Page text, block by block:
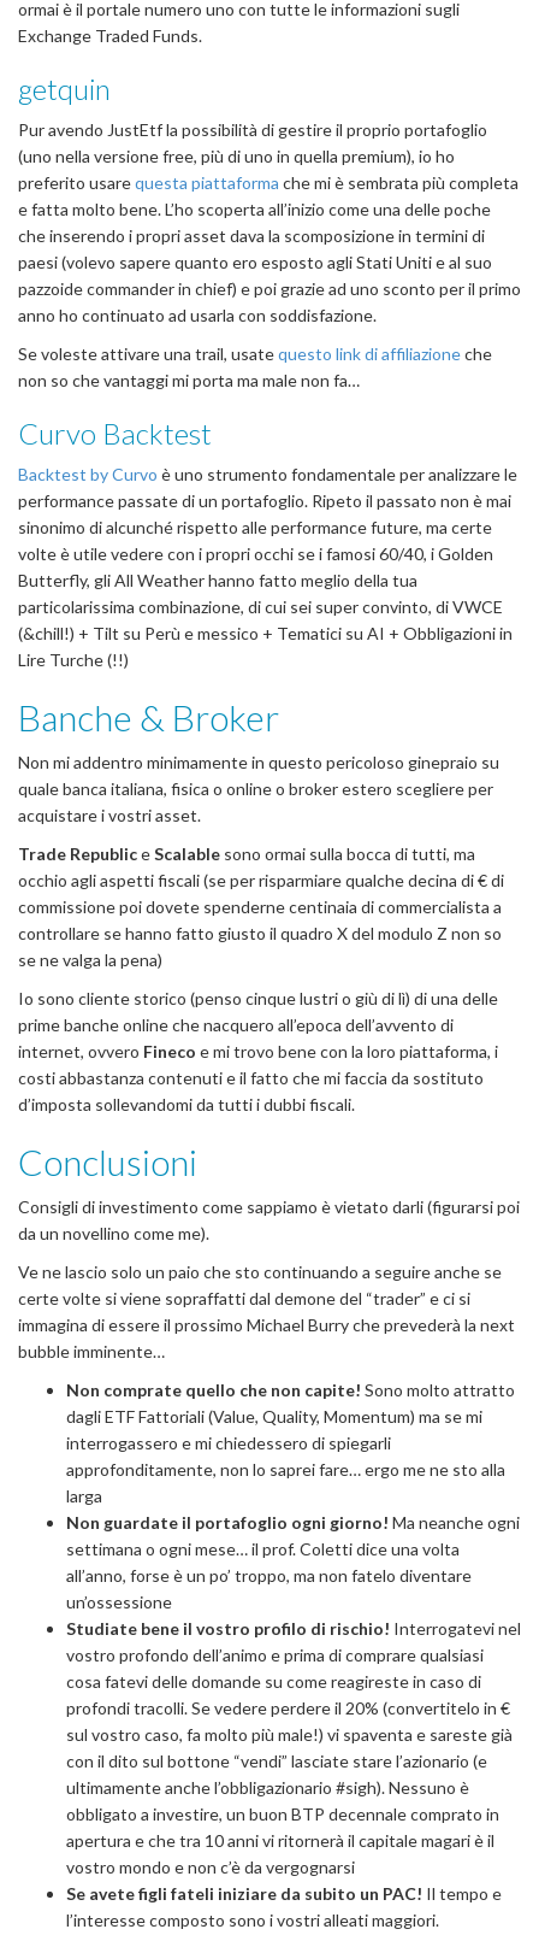
ormai è il portale numero uno con tutte le informazioni sugli
Exchange Traded Funds.
getquin
Pur avendo JustEtf la possibilità di gestire il proprio portafoglio
(uno nella versione free, più di uno in quella premium), io ho
preferito usarequesta piattaforma che mi è sembrata più completa
e fatta molto bene. L’ho scoperta all’inizio come una delle poche
che inserendo i propri asset dava la scomposizione in termini di
paesi (volevo sapere quanto ero esposto agli Stati Uniti e al suo
pazzoide commander in chief) e poi grazie ad uno sconto per il primo
anno ho continuato ad usarla con soddisfazione.
Se voleste attivare una trail, usatequesto link di affiliazioneche
non so che vantaggi mi porta ma male non fa…
Curvo Backtest
Backtest by Curvo è uno strumento fondamentale per analizzare le
performance passate di un portafoglio. Ripeto il passato non è mai
sinonimo di alcunché rispetto alle performance future, ma certe
volte è utile vedere con i propri occhi se i famosi 60/40, i Golden
Butterfly, gli All Weather hanno fatto meglio della tua
particolarissima combinazione, di cui sei super convinto, di VWCE
(&chill!) + Tilt su Perù e messico + Tematici su AI + Obbligazioni in
Lire Turche (!!)
Banche & Broker
Non mi addentro minimamente in questo pericoloso ginepraio su
quale banca italiana, fisica o online o broker estero scegliere per
acquistare i vostri asset.
Trade RepubliceScalable sono ormai sulla bocca di tutti, ma
occhio agli aspetti fiscali (se per risparmiare qualche decina di € di
commissione poi dovete spenderne centinaia di commercialista a
controllare se hanno fatto giusto il quadro X del modulo Z non so
se ne valga la pena)
Io sono cliente storico (penso cinque lustri o giù di lì) di una delle
prime banche online che nacquero all’epoca dell’avvento di
internet, ovvero Fineco e mi trovo bene con la loro piattaforma, i
costi abbastanza contenuti e il fatto che mi faccia da sostituto
d’imposta sollevandomi da tutti i dubbi fiscali.
Conclusioni
Consigli di investimento come sappiamo è vietato darli (figurarsi poi
da un novellino come me).
Ve ne lascio solo un paio che sto continuando a seguire anche se
certe volte si viene sopraffatti dal demone del “trader” e ci si
immagina di essere il prossimo Michael Burry che prevederà la next
bubble imminente…
Non comprate quello che non capite! Sono molto attratto
dagli ETF Fattoriali (Value, Quality, Momentum) ma se mi
interrogassero e mi chiedessero di spiegarli
approfonditamente, non lo saprei fare… ergo me ne sto alla
larga
Non guardate il portafoglio ogni giorno! Ma neanche ogni
settimana o ogni mese… il prof. Coletti dice una volta
all’anno, forse è un po’ troppo, ma non fatelo diventare
un’ossessione
Studiate bene il vostro profilo di rischio! Interrogatevi nel
vostro profondo dell’animo e prima di comprare qualsiasi
cosa fatevi delle domande su come reagireste in caso di
profondi tracolli. Se vedere perdere il 20% (convertitelo in €
sul vostro caso, fa molto più male!) vi spaventa e sareste già
con il dito sul bottone “vendi” lasciate stare l’azionario (e
ultimamente anche l’obbligazionario #sigh). Nessuno è
obbligato a investire, un buon BTP decennale comprato in
apertura e che tra 10 anni vi ritornerà il capitale magari è il
vostro mondo e non c’è da vergognarsi
Se avete figli fateli iniziare da subito un PAC! Il tempo e
l’interesse composto sono i vostri alleati maggiori.